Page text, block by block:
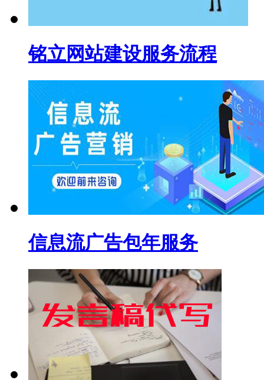
铭立网站建设服务流程
信息流广告包年服务